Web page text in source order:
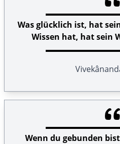
Was glücklich ist, hat
Wissen hat, hat sein
Wenn du gebunden